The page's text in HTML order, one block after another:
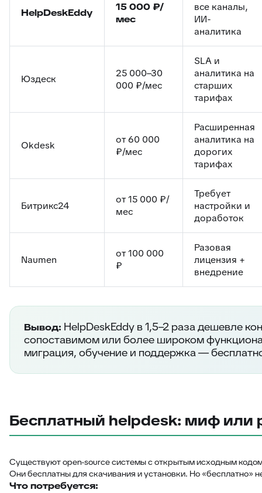
HelpDeskEddy
15 000 ₽/
мес
все каналы,
ИИ-
аналитика
Юздеск
25 000–30
000 ₽/мес
SLA и
аналитика на
старших
тарифах
Okdesk
от 60 000
₽/мес
Расширенная
аналитика на
дорогих
тарифах
Битрикс24
от 15 000 ₽/
мес
Требует
настройки и
доработок
Naumen
от 100 000
₽
Разовая
лицензия +
внедрение
Вывод: HelpDeskEddy в 1,5–2 раза дешевле
сопоставимом или более широком
миграция, обучение и поддержка —
Бесплатный helpdesk: миф или
Существуют open-source системы с открытым исходным
Они бесплатны для скачивания и установки. Но «бесплатно»
Что потребуется: